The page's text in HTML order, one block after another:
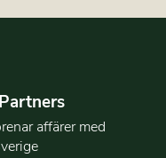
affärer med